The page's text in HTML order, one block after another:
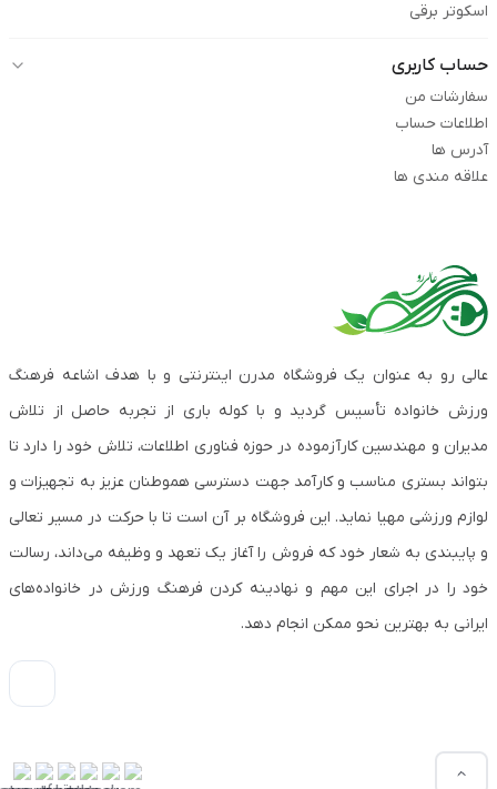
اسکوتر برقی
حساب کاربری
سفارشات من
اطلاعات حساب
آدرس ها
علاقه مندی ها
عالی رو به عنوان یک فروشگاه مدرن اینترنتی و با هدف اشاعه فرهنگ
ورزش خانواده تأسیس گردید و با کوله باری از تجربه حاصل از تلاش
مدیران و مهندسین کارآزموده در حوزه فناوری اطلاعات، تلاش خود را دارد تا
بتواند بستری مناسب و کارآمد جهت دسترسی هموطنان عزیز به تجهیزات و
لوازم ورزشی مهیا نماید. این فروشگاه بر آن است تا با حرکت در مسیر تعالی
و پایبندی به شعار خود که فروش را آغاز یک تعهد و وظیفه می‌داند، رسالت
خود را در اجرای این مهم و نهادینه کردن فرهنگ ورزش در خانواده‌های
ایرانی به بهترین نحو ممکن انجام دهد.